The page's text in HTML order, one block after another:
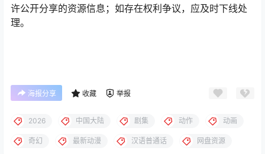
许公开分享的资源信息；如存在权利争议，应及时下线处
理。
海报分享 收藏 举报
2026 中国大陆 剧集 动作 动画
奇幻 最新动漫 汉语普通话 网盘资源